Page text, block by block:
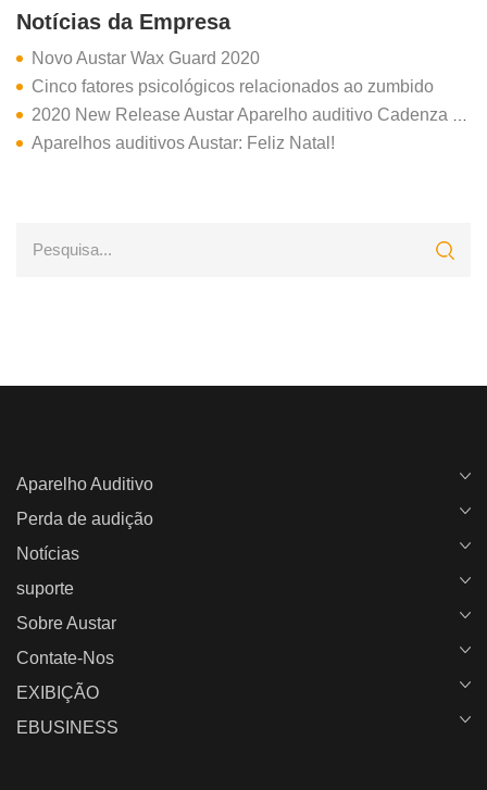
Notícias da Empresa
Novo Austar Wax Guard 2020
Cinco fatores psicológicos relacionados ao zumbido
2020 New Release Austar Aparelho auditivo Cadenza Y RIC
Aparelhos auditivos Austar: Feliz Natal!
Aparelho Auditivo
Perda de audição
Notícias
suporte
Sobre Austar
Contate-Nos
EXIBIÇÃO
EBUSINESS